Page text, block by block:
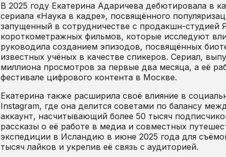
В 2025 году Екатерина Адаричева дебютировала в
сериала «Наука в кадре», посвящённого
запущенный в сотрудничестве с продакшн-студией
короткометражных фильмов, которые исследуют
руководила созданием эпизодов, посвящённых
известных учёных в качестве спикеров. Сериал,
миллиона просмотров за первые два месяца, а её
фестивале цифрового контента в Москве.
Екатерина также расширила своё влияние в
Instagram, где она делится советами по балансу
аккаунт, насчитывающий более 50 тысяч
рассказы о её работе в медиа и совместных
экспедиции в Исландию в июне 2025 года для
тысяч лайков и укрепив её связь с аудиторией.